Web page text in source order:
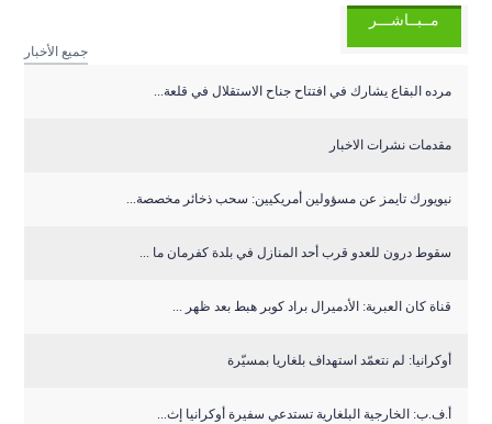
مــبــاشـــر
جميع الأخبار
مرده البقاع يشارك في افتتاح جناح الاستقلال في قلعة...
مقدمات نشرات الاخبار
نيويورك تايمز عن مسؤولين أمريكيين: سحب ذخائر مخصصة...
سقوط درون للعدو قرب أحد المنازل في بلدة كفرمان ما ...
قناة كان العبرية: الأدميرال براد كوبر هبط بعد ظهر ...
أوكرانيا: لم نتعمّد استهداف بلغاريا بمسيّرة
أ.ف.ب: الخارجية البلغارية تستدعي سفيرة أوكرانيا إث...